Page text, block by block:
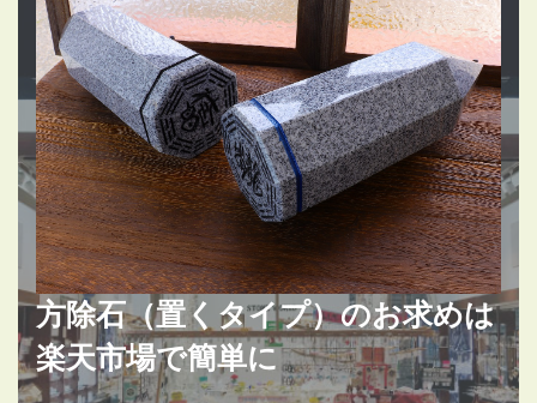
方除石（置くタイプ）のお求めは
楽天市場で簡単に